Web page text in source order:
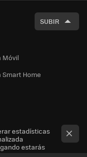
SUBIR
Móvil
Smart Home
estadísticas
estarás